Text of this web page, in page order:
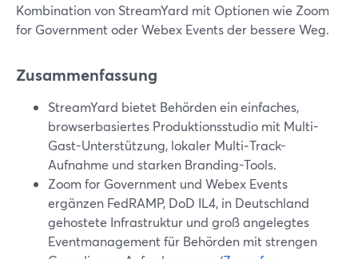
Kombination von StreamYard mit Optionen wie Zoom
for Government oder Webex Events der bessere Weg.
Zusammenfassung
StreamYard bietet Behörden ein einfaches,
browserbasiertes Produktionsstudio mit Multi-
Gast-Unterstützung, lokaler Multi‑Track-
Aufnahme und starken Branding-Tools.
Zoom for Government und Webex Events
ergänzen FedRAMP, DoD IL4, in Deutschland
gehostete Infrastruktur und groß angelegtes
Eventmanagement für Behörden mit strengen